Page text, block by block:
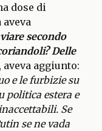
dose di
secondo
Delle
aveva aggiunto:
e le furbizie su
politica estera e
Se
se ne vada